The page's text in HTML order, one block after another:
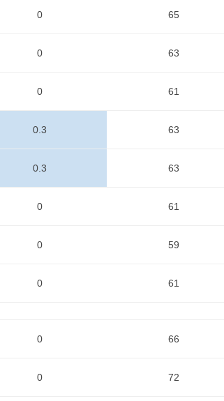
0 65
0 63
0 61
0.3 63
0.3 63
0 61
0 59
0 61
0 66
0 72